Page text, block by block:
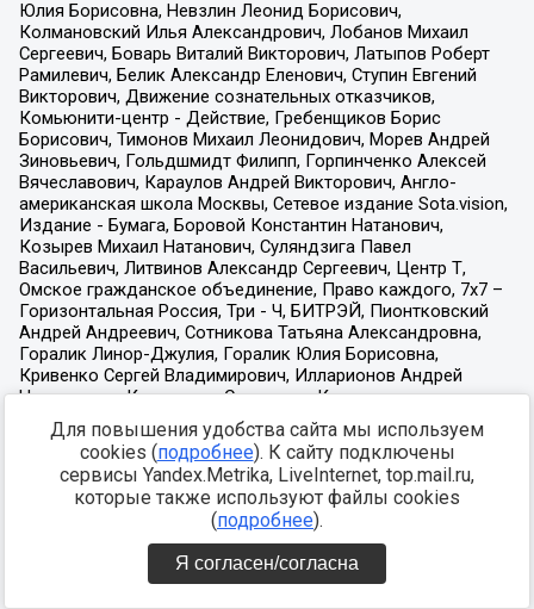
Для повышения удобства сайта мы используем
cookies (подробнее). К сайту подключены
сервисы Yandex.Metrika, LiveInternet, top.mail.ru,
которые также используют файлы cookies
(подробнее).
Я согласен/согласна